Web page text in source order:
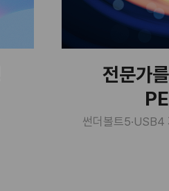
전문가
썬더볼트